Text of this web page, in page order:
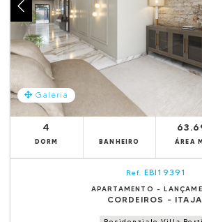
Galeria
4
DORM BANHEIRO ÁREA
Ref. EBI19391
APARTAMENTO -
CORDEIROS -